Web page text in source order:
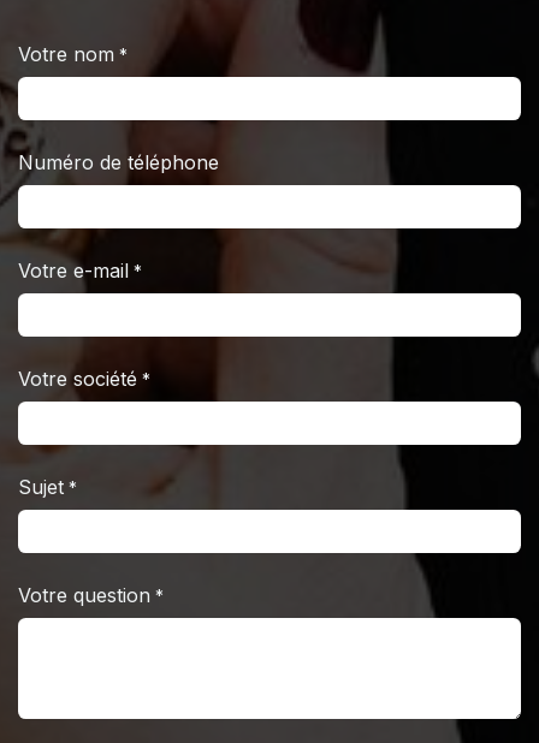
Votre nom *
Numéro de téléphone
Votre e-mail *
Votre société *
Sujet *
Votre question *